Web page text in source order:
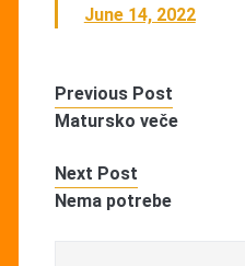
June 14, 2022
Previous Post
Matursko veče
Next Post
Nema potrebe